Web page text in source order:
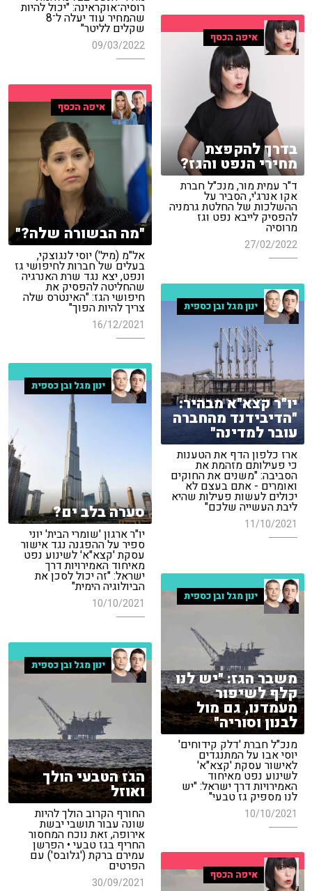
רוסיה־אוקראינה: "יכול להיות
שהמחיר עוד יעלה ל־8
שקלים לליטר"
09/03/2022
איפה הכסף
בדרך להקפצת
מחירי הנפט והגז?
ד"ר עמית מור, מנכ"ל חברת
אקו אנרג'י, הסביר על
ההשלכות של החלטת גרמניה
להפסיק לייבא נפט וגז
מרוסיה
27/02/2022
איפה הכסף
"מה הבשורה שלה?"
אל"מ (מיל') יוסי לנגוצקי,
בעלים של חברות לחיפושי גז
ונפט, יצא נגד שרת האנרגיה
שהחליטה להפסיק את
חיפושי הגז: "האינטרס שלה
צריך להיות הפוך"
16/12/2021
ינון מגל ובן כספית
יו"ר קצא"א מבהיר:
"הדיבידנד מהחברה
עובר למדינה"
ארז כלפון הדף את הטענות
כי פעילותם מזהמת את
הסביבה: "משנים את החוקים
ואומרים - אתם בעצם לא
יכולים לעשות פעילות שהיא
ליבת העשייה שלכם"
11/10/2021
ינון מגל ובן כספית
סערה בלב ים?
יו"ר ארגון 'שומרי הבית' יוני
ספיר על ההפגנה נגד אישור
עסקת 'קצא"א' לשינוע נפט
מאיחוד האמירויות דרך
ישראל: "זה יכול לסכן את
הביולוגיה הימית"
10/10/2021 ינון מגל ובן כספית
משבר הגז: "יש לנו
קלף לשיפור
מעמדנו, גם מול
לבנון וסוריה"
מנכ"ל חברת 'דלק קידוחים'
יוסי אבו על המתנגדים
לאישור עסקת 'קצא"א'
לשינוע נפט מאיחוד
האמירויות דרך ישראל: "יש
לנו מספיק גז טבעי"
10/10/2021
ינון מגל ובן כספית
הגז הטבעי הולך
ואוזל
החורף הקרוב הולך להיות
שונה עבור תושבי יבשת
אירופה, זאת נוכח המחסור
החריף בגז טבעי • הפרשן
עמירם ברקת ('גלובס') עם
הפרטים
30/09/2021
איפה הכסף